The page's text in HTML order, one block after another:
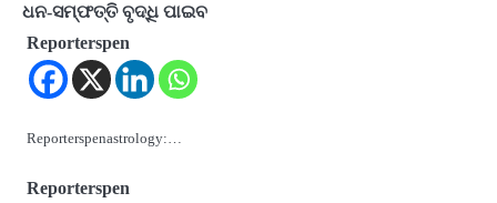
ଧନ-ସମ୍ଫତ୍ତି ବୃଦ୍ଧି ପାଇବ
Reporterspen
Reporterspenastrology:…
Reporterspen